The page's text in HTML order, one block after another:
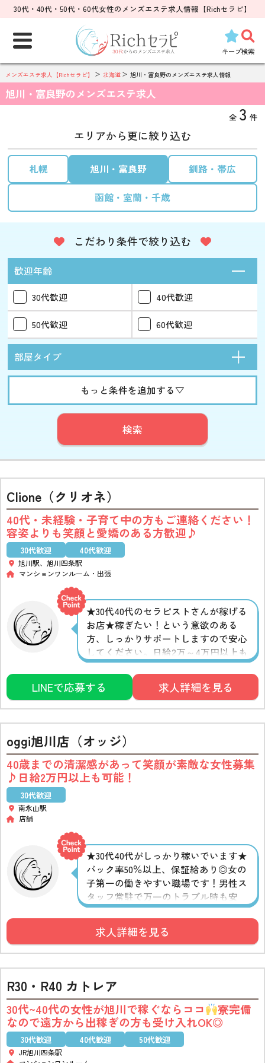
30代・40代・50代・60代女性のメンズエステ求人情報【Richセラピ】
キープ検索
索:
メンズエステ求人【Richセラピ】 北海道 旭川・富良野のメンズエステ求人情報
旭川・富良野のメンズエステ求人
全 3 件
エリアから更に絞り込む
札幌 旭川・富良野 釧路・帯広
函館・室蘭・千歳
こだわり条件で絞り込む
歓迎年齢
30代歓迎 40代歓迎
50代歓迎 60代歓迎
部屋タイプ
もっと条件を追加する▽
検索
Clione（クリオネ）
40代・未経験・子育て中の方もご連絡ください！
容姿よりも笑顔と愛嬌のある方歓迎♪
30代歓迎 40代歓迎
旭川駅、旭川四条駅
マンションワンルーム
出張
★30代40代のセラピストさんが稼げる
お店★稼ぎたい！という意欲のある
方、しっかりサポートしますので安心
してください。日給2万～4万円以上も
可能！専任女性スタッフによる無料研
修あり。身バレ対策も万全。シフト自
由、ノルマなし、設備の整った個室待
機です。
LINEで応募する 求人詳細を見る
oggi旭川店（オッジ）
40歳までの清潔感があって笑顔が素敵な女性募集
♪日給2万円以上も可能！
30代歓迎
南永山駅
店舗
★30代40代がしっかり稼いでいます★
バック率50％以上、保証給あり◎女の
子第一の働きやすい職場です！男性ス
タッフ常駐で万一のトラブル時も安
心。タオルの洗濯やサロンの掃除はス
タッフが行います。駐車場・寮完備、
無料送迎あります。
求人詳細を見る
R30・R40 カトレア
30代~40代の女性が旭川で稼ぐならココ
寮完備
なので遠方から出稼ぎの方も受け入れOK◎
30代歓迎 40代歓迎 50代歓迎
JR旭川四条駅